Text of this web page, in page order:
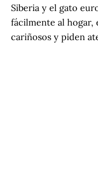
Siberia y el gato
fácilmente al hogar,
cariñosos y piden